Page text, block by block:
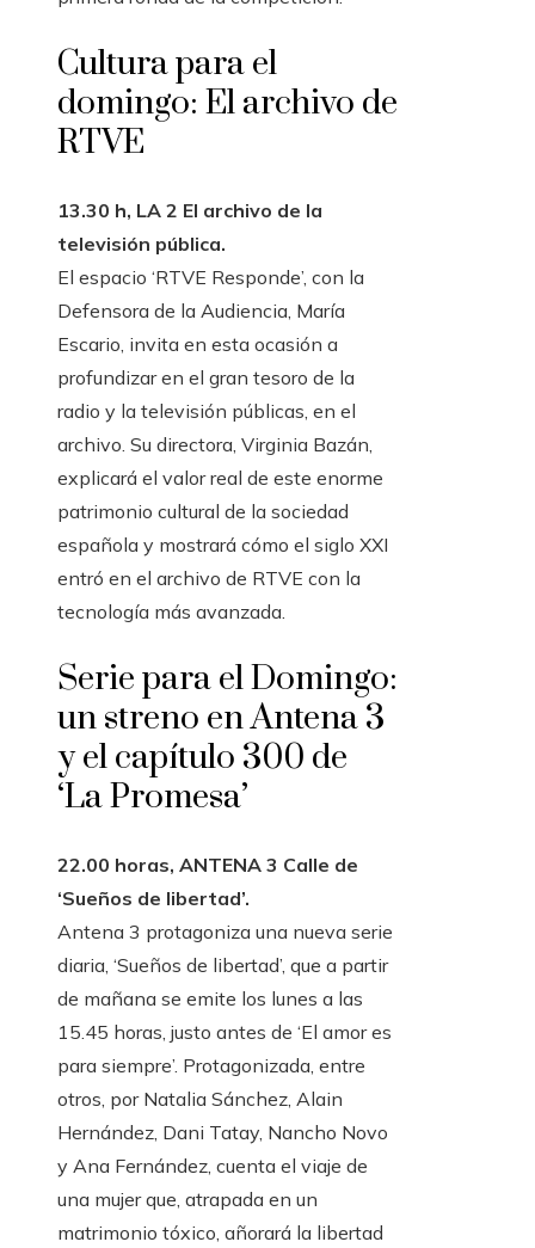
Cultura para el
domingo: El archivo de
RTVE
13.30 h, LA 2 El archivo de la
televisión pública.
El espacio ‘RTVE Responde’, con la
Defensora de la Audiencia, María
Escario, invita en esta ocasión a
profundizar en el gran tesoro de la
radio y la televisión públicas, en el
archivo. Su directora, Virginia Bazán,
explicará el valor real de este enorme
patrimonio cultural de la sociedad
española y mostrará cómo el siglo XXI
entró en el archivo de RTVE con la
tecnología más avanzada.
Serie para el Domingo:
un streno en Antena 3
y el capítulo 300 de
‘La Promesa’
22.00 horas, ANTENA 3 Calle de
‘Sueños de libertad’.
Antena 3 protagoniza una nueva serie
diaria, ‘Sueños de libertad’, que a partir
de mañana se emite los lunes a las
15.45 horas, justo antes de ‘El amor es
para siempre’. Protagonizada, entre
otros, por Natalia Sánchez, Alain
Hernández, Dani Tatay, Nancho Novo
y Ana Fernández, cuenta el viaje de
una mujer que, atrapada en un
matrimonio tóxico, añorará la libertad